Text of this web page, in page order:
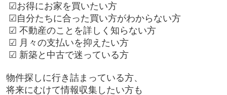
☑お得にお家を買いたい方
☑自分たちに合った買い方がわからない方
☑ 不動産のことを詳しく知らない方
☑ 月々の支払いを抑えたい方
☑ 新築と中古で迷っている方
物件探しに行き詰まっている方、
将来にむけて情報収集したい方も